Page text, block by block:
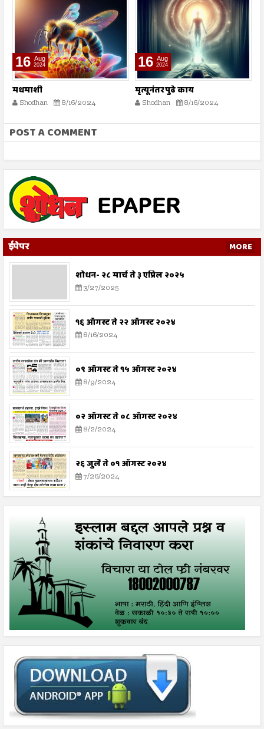
16 Aug
2024
मधमाशी
Shodhan 8/16/2024
16 Aug
2024
मृत्यूनंतर पुढे काय
Shodhan 8/16/2024
POST A COMMENT
ईपेपर MORE
शोधन- २८ मार्च ते ३ एप्रिल २०२५
3/27/2025
१६ ऑगस्ट ते २२ ऑगस्ट २०२४
8/16/2024
०९ ऑगस्ट ते १५ ऑगस्ट २०२४
8/9/2024
०२ ऑगस्ट ते ०८ ऑगस्ट २०२४
8/2/2024
२६ जुलै ते ०१ ऑगस्ट २०२४
7/26/2024